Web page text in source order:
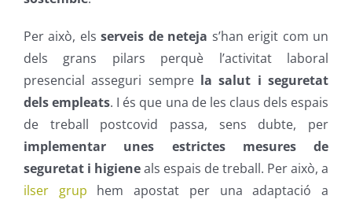
Per això, elsserveis de neteja s’han erigit com un
dels grans pilars perquè l’activitat laboral
presencial asseguri sempre la salut i seguretat
dels empleats. I és que una de les claus dels espais
de treball postcovid passa, sens dubte, per
implementar unes estrictes mesures de
seguretat i higieneals espais de treball. Per això, a
ilser grup hem apostat per una adaptació a